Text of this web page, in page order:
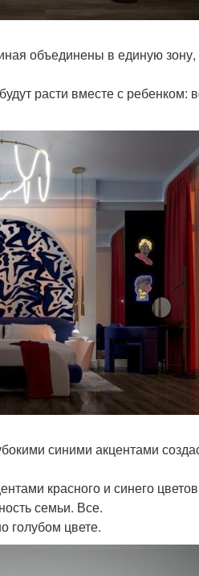
объединены в единую
расти вместе с ребенком:
синими акцентами
красного и синего
семьи. Все.
голубом цвете.